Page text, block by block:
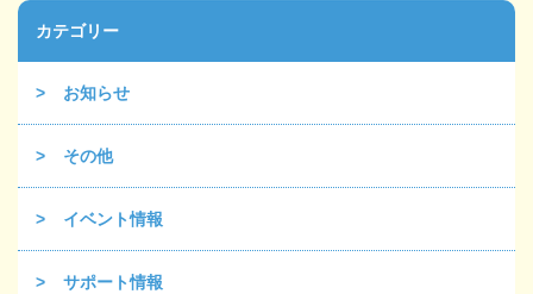
カテゴリー
お知らせ
その他
イベント情報
サポート情報